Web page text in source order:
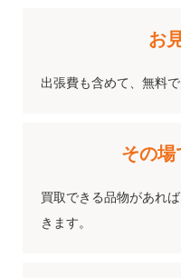
お
出張費も含めて、無料
その場
買取できる品物があれ
きます。